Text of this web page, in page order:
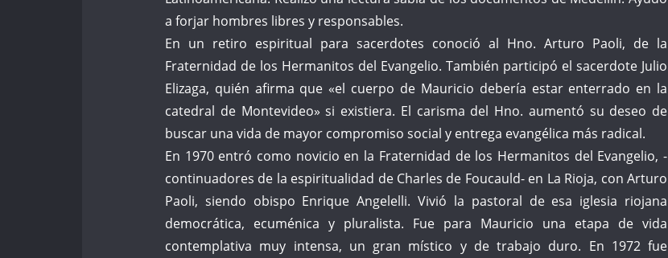
a forjar hombres libres y responsables.
En un retiro espiritual para sacerdotes conoció al Hno. Arturo Paoli, de la
Fraternidad de los Hermanitos del Evangelio. También participó el sacerdote Julio
Elizaga, quién afirma que «el cuerpo de Mauricio debería estar enterrado en la
catedral de Montevideo» si existiera. El carisma del Hno. aumentó su deseo de
buscar una vida de mayor compromiso social y entrega evangélica más radical.
En 1970 entró como novicio en la Fraternidad de los Hermanitos del Evangelio, -
continuadores de la espiritualidad de Charles de Foucauld- en La Rioja, con Arturo
Paoli, siendo obispo Enrique Angelelli. Vivió la pastoral de esa iglesia riojana
democrática, ecuménica y pluralista. Fue para Mauricio una etapa de vida
contemplativa muy intensa, un gran místico y de trabajo duro. En 1972 fue